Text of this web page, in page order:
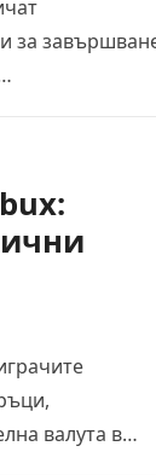
за
валута в